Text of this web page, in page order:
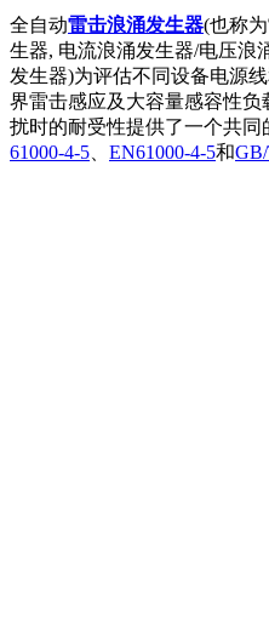
光生物安全与蓝光危害
其他LED测试设备
交流与直流测试电源
IP防水防尘测试设备
耐候与腐蚀测试
阻燃与防火测试设备
安规测试仪
电子元器件测试
机械力学与量规
机械力学测试机
插头插座与线缆测试
材料与光学分析
RoHS与元素分析仪
家用电器测试方案
移动与网络测试方案
汽车电子测试方案
IEC国际电工委员会
ISO国际标准化组织
CIE国际照明委员会
EN欧洲标准
关于力汕
电子目录
新闻动态
联系我们
全自动雷击浪涌发生器(也称
生器, 电流浪涌发生器/电压浪
发生器)为评估不同设备电源
界雷击感应及大容量感容性
扰时的耐受性提供了一个共同
61000-4-5
EN61000-4-5和